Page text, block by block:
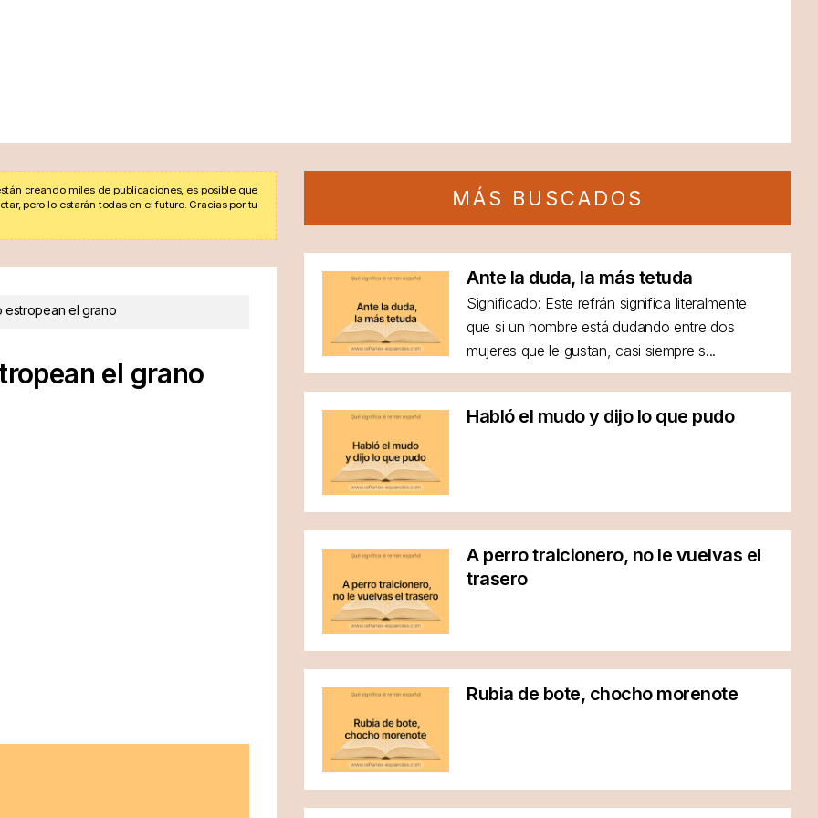
creando miles de publicaciones, es posible que
pero lo estarán todas en el futuro. Gracias por tu
estropean el grano
el grano
MÁS BUSCADOS
Ante la duda, la más tetuda
Significado: Este refrán significa literalmente
que si un hombre está dudando entre dos
mujeres que le gustan, casi siempre s...
Habló el mudo y dijo lo que pudo
A perro traicionero, no le vuelvas el
trasero
Rubia de bote, chocho morenote